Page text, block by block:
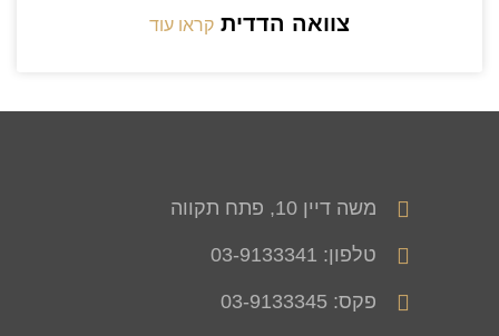
צוואה הדדית קראו עוד
משה דיין 10, פתח תקווה
טלפון: 03-9133341
פקס: 03-9133345